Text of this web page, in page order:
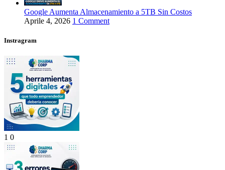
Google Aumenta Almacenamiento a 5TB Sin Costos
Aprile 4, 2026 1 Comment
Instragram
1 0